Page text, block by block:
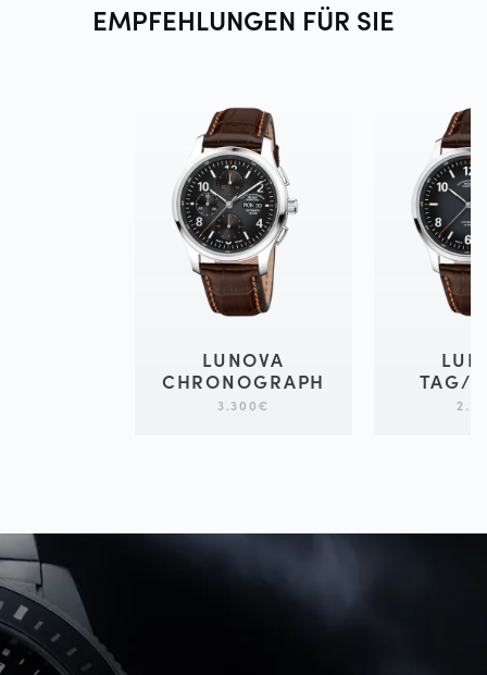
EMPFEHLUNGEN FÜR SIE
LUNOVA
CHRONOGRAPH
3.300€
TAG/